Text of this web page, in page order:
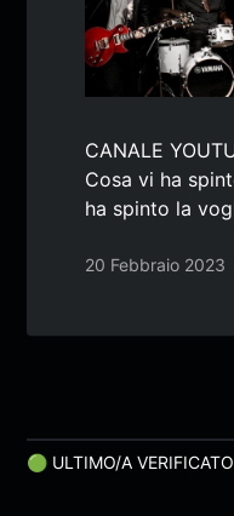
CANALE
Cosa vi ha
ha spinto la
20 Febbraio 2023
🟢 ULTIMO/A